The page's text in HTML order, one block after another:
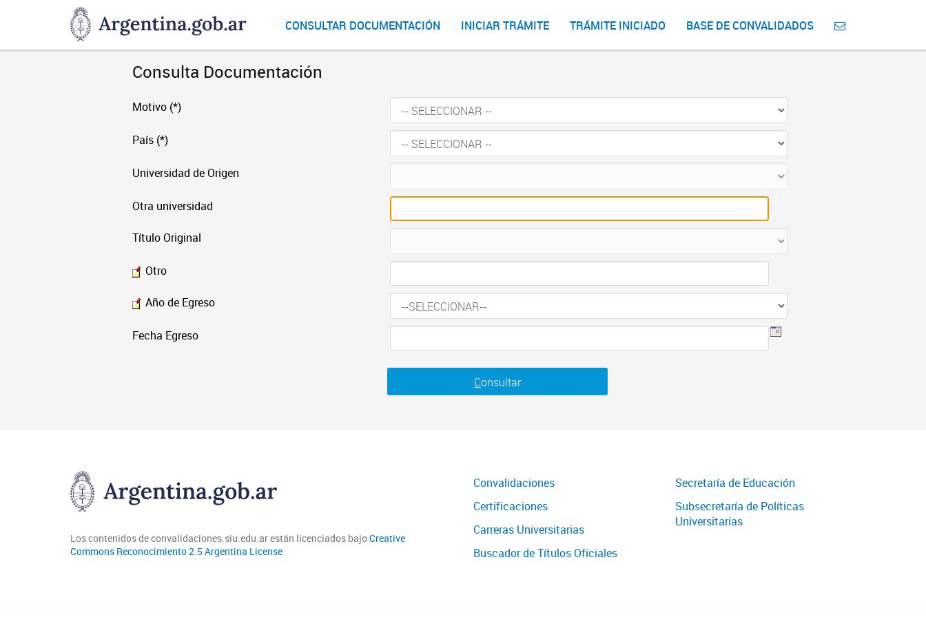
DNGU
Dirección
Nacional
CONSULTAR DOCUMENTACIÓN INICIAR TRÁMITE TRÁMITE INICIADO BASE DE CONVALIDADOS
Consulta Documentación
Motivo (*)
País (*)
Universidad de Origen
Otra universidad
Título Original
Otro
Año de Egreso
Fecha Egreso
Consultar
Los contenidos de convalidaciones.siu.edu.ar están licenciados bajoCreative
Commons Reconocimiento 2.5 Argentina License
Convalidaciones
Certificaciones
Carreras Universitarias
Buscador de Títulos Oficiales
Secretaría de Educación
Subsecretaría de Políticas
Universitarias